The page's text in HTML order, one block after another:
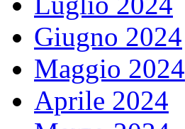
Giugno 2024
Maggio 2024
Aprile 2024